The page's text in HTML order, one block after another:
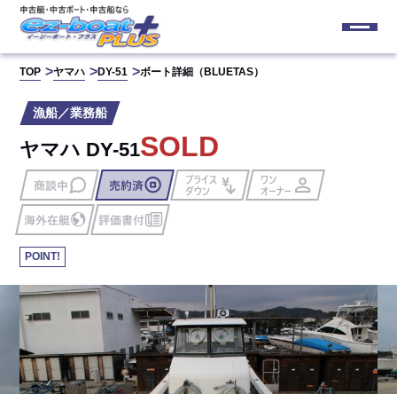
TOP ヤマハ DY-51 ボート詳細（BLUETAS）
漁船／業務船
ヤマハ DY-51SOLD